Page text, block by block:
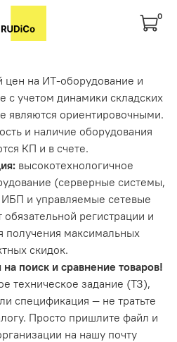
0
цен на ИТ-оборудование и
с учетом динамики складских
являются ориентировочными.
и наличие оборудования
КП и в счете.
высокотехнологичное
(серверные системы,
и управляемые сетевые
регистрации и
получения максимальных
скидок.
поиск и сравнение товаров!
техническое задание (ТЗ),
спецификация — не тратьте
Просто пришлите файл и
на нашу почту